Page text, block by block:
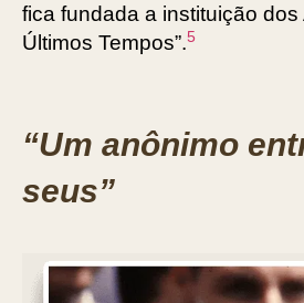
fica fundada a instituição
Últimos Tempos”.5
“Um anônimo
seus”